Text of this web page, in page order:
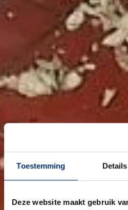
Toestemming Details
Deze website maakt gebruik